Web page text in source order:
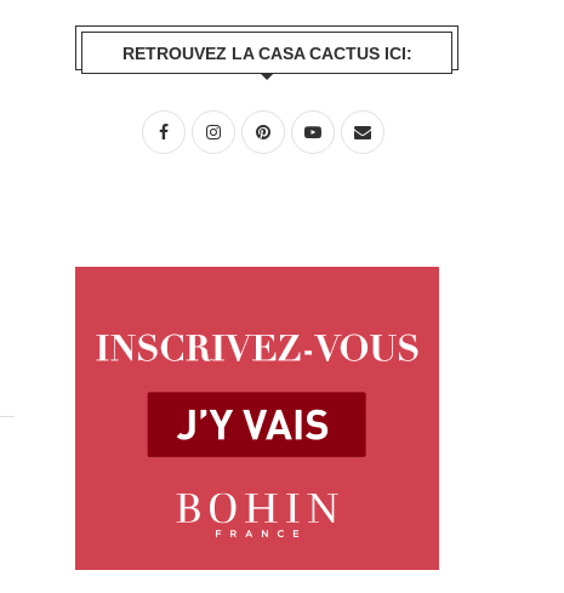
RETROUVEZ LA CASA CACTUS ICI: